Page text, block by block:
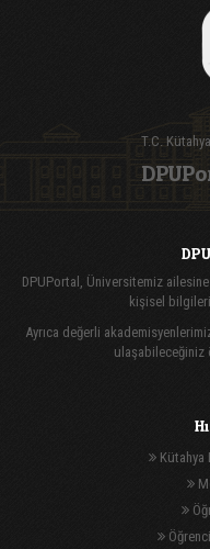
T.C.
DPUPortal, Üniversitemiz
kişisel
Ayrıca değerli
ulaşabileceğiniz
Kütahya
Öğrenci